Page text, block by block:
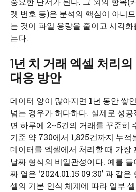
켓 번호 등)은 분석의 핵심이 아니
는 것이 파일 용량을 줄이고 시각
는다.
1년 치 거래 엑셀 처리
대응 방안
데이터 양이 많아지면 1년 동안 쌓
넘는 경우가 허다하다. 실제로 성
면 하루에 2~5건의 거래를 꾸준히
기준 약 730에서 1,825건까지 누적
데이터를 엑셀에서 처리할 때 가장
날짜 형식의 비일관성이다. 예를
짜 열은 ‘2024.01.15 09:30’ 과 같
셀의 기본 인식 체계에 따라 일부